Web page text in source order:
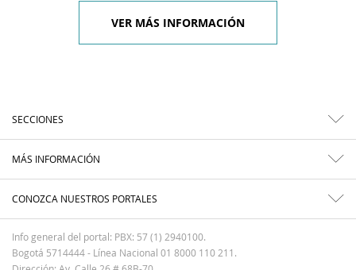
VER MÁS INFORMACIÓN
SECCIONES
MÁS INFORMACIÓN
CONOZCA NUESTROS PORTALES
Info general del portal: PBX: 57 (1) 2940100.
Bogotá 5714444 - Línea Nacional 01 8000 110 211.